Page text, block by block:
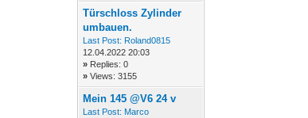
Türschloss Zylinder
umbauen.
Last Post: Roland0815
12.04.2022 20:03
» Replies: 0
»Views: 3155
Mein 145 @V6 24 v
Last Post: Marco